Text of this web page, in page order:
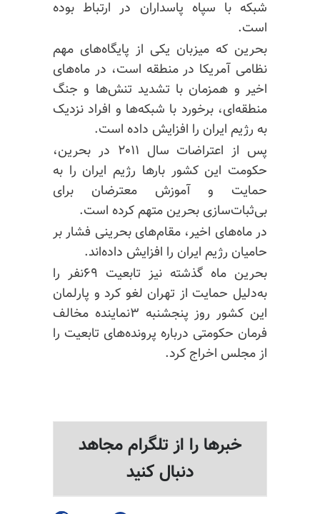
شبکه با سپاه پاسداران در ارتباط بوده
است.
بحرین که میزبان یکی از پایگاه‌های مهم
نظامی آمریکا در منطقه است، در ماه‌های
اخیر و همزمان با تشدید تنش‌ها و جنگ
منطقه‌ای، برخورد با شبکه‌ها و افراد نزدیک
به رژیم ایران را افزایش داده است.
پس از اعتراضات سال ۲۰۱۱ در بحرین،
حکومت این کشور بارها رژیم ایران را به
حمایت و آموزش معترضان برای
بی‌ثبات‌سازی بحرین متهم کرده است.
در ماه‌های اخیر، مقام‌های بحرینی فشار بر
حامیان رژیم ایران را افزایش داده‌اند.
بحرین ماه گذشته نیز تابعیت ۶۹نفر را
به‌دلیل حمایت از تهران لغو کرد و پارلمان
این کشور روز پنجشنبه ۳نماینده مخالف
فرمان حکومتی درباره پرونده‌های تابعیت را
از مجلس اخراج کرد.
خبرها را از تلگرام مجاهد
دنبال کنید